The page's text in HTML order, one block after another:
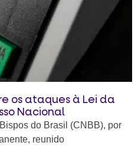
os ataques à Lei da
Nacional
do Brasil (CNBB), por
reunido